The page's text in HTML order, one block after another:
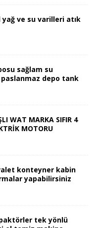
ve su varilleri atık
sağlam su
depo tank
WAT MARKA SIFIR 4
MOTORU
konteyner kabin
yapabilirsiniz
tek yönlü